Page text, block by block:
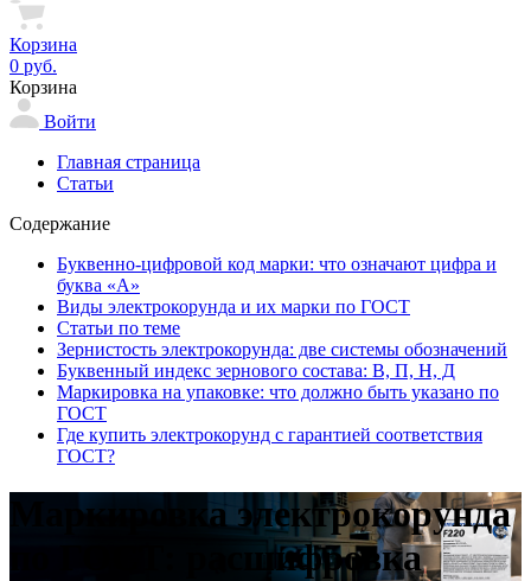
Корзина
0 руб.
Корзина
Войти
Главная страница
Статьи
Содержание
Буквенно-цифровой код марки: что означают цифра и
буква «А»
Виды электрокорунда и их марки по ГОСТ
Статьи по теме
Зернистость электрокорунда: две системы обозначений
Буквенный индекс зернового состава: В, П, Н, Д
Маркировка на упаковке: что должно быть указано по
ГОСТ
Где купить электрокорунд с гарантией соответствия
ГОСТ?
Маркировка электрокорунда
по ГОСТ: расшифровка